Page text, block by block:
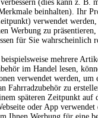
(dies kann z. B.
beinhalten). Ihr
verwendet werden,
Werbung zu
für Sie wahrscheinlich
mehrere
im Handel lesen,
verwendet werden,
Fahrradzubehör zu
späteren Zeitpunkt auf
oder App verwendet